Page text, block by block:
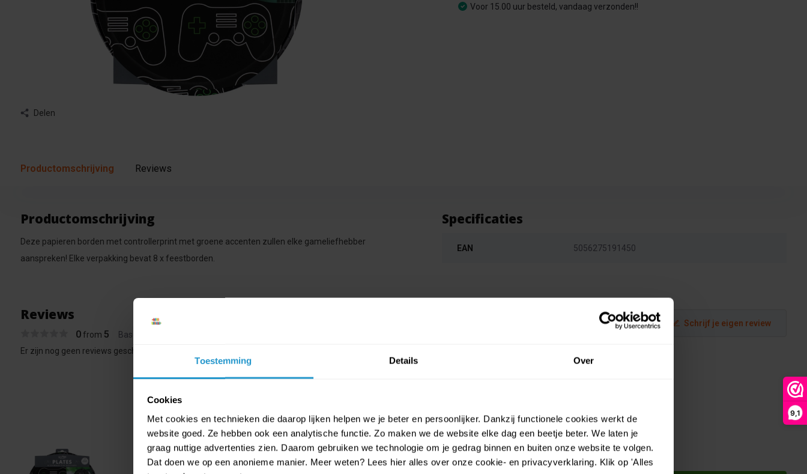
Toestemming Details Over
Cookies
Met cookies en technieken die daarop lijken helpen we je beter en persoonlijker. Dankzij functionele cookies werkt de
website goed. Ze hebben ook een analytische functie. Zo maken we de website elke dag een beetje beter. We laten je
graag nuttige advertenties zien. Daarom gebruiken we technologie om je gedrag binnen en buiten onze website te volgen.
Dat doen we op een anonieme manier. Meer weten? Lees hier alles over onze cookie- en privacyverklaring. Klik op 'Alles
9,1
Delen
Voor 15.00 uur besteld, vandaag verzonden!!
Productomschrijving Reviews
Productomschrijving
Deze papieren borden met controllerprint met groene accenten zullen elke gameliefhebber
aanspreken! Elke verpakking bevat 8 x feestborden.
Specificaties
EAN 5056275191450
Reviews
0from 5 Based on 0 reviews
Schrijf je eigen review
Er zijn nog geen reviews geschreven over dit product..
Controller papieren borden - Feestdecoratie -